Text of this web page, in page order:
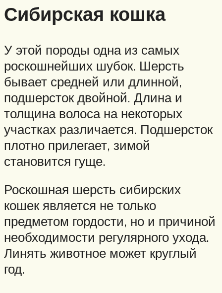
Сибирская кошка
У этой породы одна из самых
роскошнейших шубок. Шерсть
бывает средней или длинной,
подшерсток двойной. Длина и
толщина волоса на некоторых
участках различается. Подшерсток
плотно прилегает, зимой
становится гуще.
Роскошная шерсть сибирских
кошек является не только
предметом гордости, но и причиной
необходимости регулярного ухода.
Линять животное может круглый
год.